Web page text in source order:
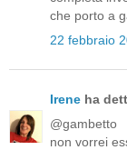
che porto a
22 febbraio
Irene ha
@gambetto
non vorrei